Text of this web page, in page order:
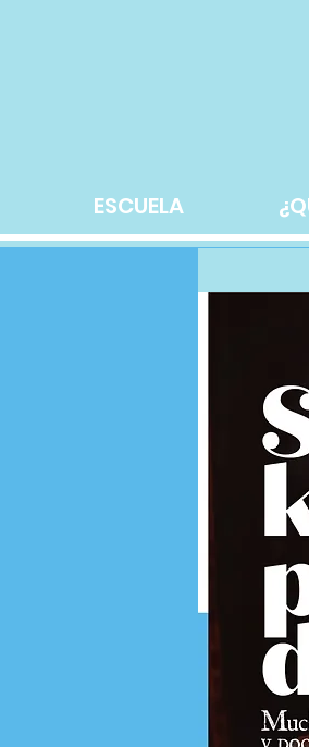
ESCUELA